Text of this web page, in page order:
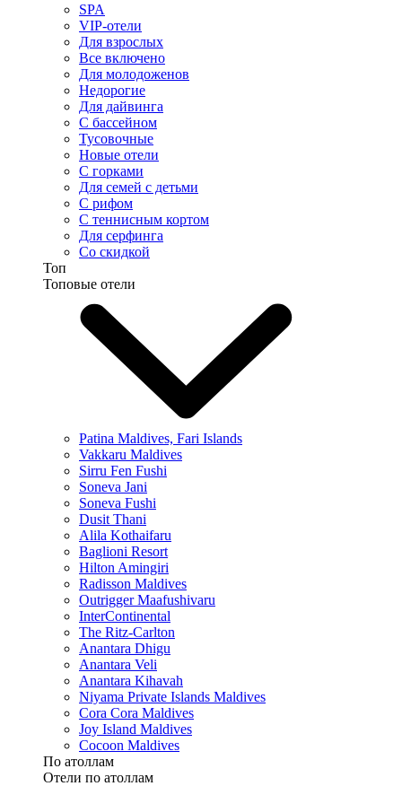
SPA
VIP-отели
Для взрослых
Все включено
Для молодоженов
Недорогие
Для дайвинга
С бассейном
Тусовочные
Новые отели
С горками
Для семей с детьми
С рифом
С теннисным кортом
Для серфинга
Со скидкой
Топ
Топовые отели
Patina Maldives, Fari Islands
Vakkaru Maldives
Sirru Fen Fushi
Soneva Jani
Soneva Fushi
Dusit Thani
Alila Kothaifaru
Baglioni Resort
Hilton Amingiri
Radisson Maldives
Outrigger Maafushivaru
InterContinental
The Ritz-Carlton
Anantara Dhigu
Anantara Veli
Anantara Kihavah
Niyama Private Islands Maldives
Cora Cora Maldives
Joy Island Maldives
Cocoon Maldives
По атоллам
Отели по атоллам